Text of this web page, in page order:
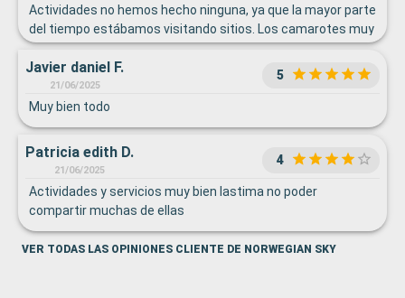
Actividades no hemos hecho ninguna, ya que la mayor parte
del tiempo estábamos visitando sitios. Los camarotes muy
bien y muy limpios.
Javier daniel F.
21/06/2025
5
Muy bien todo
Patricia edith D.
21/06/2025
4
Actividades y servicios muy bien lastima no poder
compartir muchas de ellas
VER TODAS LAS OPINIONES CLIENTE DE NORWEGIAN SKY